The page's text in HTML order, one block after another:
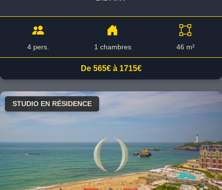
4 pers. 1 chambres 46 m²
De 565€ à 1715€
STUDIO EN RÉSIDENCE